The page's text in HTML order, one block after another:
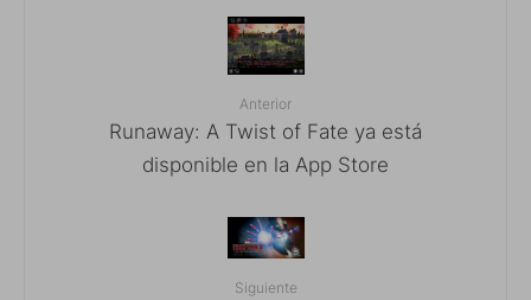
Anterior
Runaway: A Twist of Fate ya está
disponible en la App Store
Siguiente